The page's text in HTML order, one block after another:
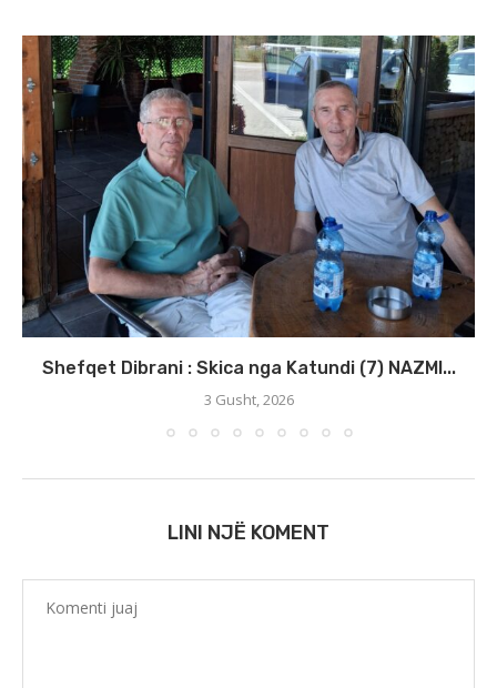
Shefqet Dibrani : Skica nga Katundi (7) NAZMI...
3 Gusht, 2026
LINI NJË KOMENT